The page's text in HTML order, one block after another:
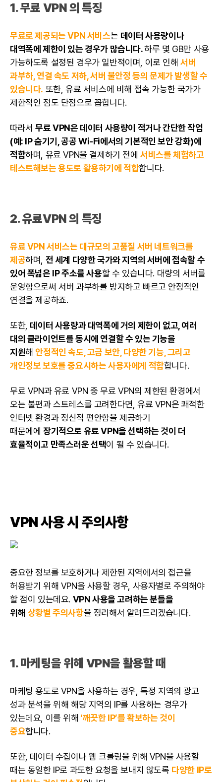
1. 무료 VPN 의 특징
무료로 제공되는 VPN서비스는 데이터 사용량이나
대역폭에 제한이 있는 경우가 많습니다.하루 몇 GB만 사용
가능하도록 설정된 경우가 일반적이며, 이로 인해서버
과부하, 연결 속도 저하, 서버 불안정 등의 문제가 발생할 수
있습니다. 또한, 유료 서비스에 비해 접속 가능한 국가가
제한적인 점도 단점으로 꼽힙니다.
따라서무료 VPN은 데이터 사용량이 적거나 간단한 작업
(예: IP 숨기기, 공공 Wi-Fi에서의 기본적인 보안 강화)에
적합하며, 유료 VPN을 결제하기 전에서비스를 체험하고
테스트해보는 용도로 활용하기에 적합합니다.
2. 유료VPN 의 특징
유료 VPN 서비스는 대규모의 고품질 서버 네트워크를
제공하며, 전 세계 다양한 국가와 지역의 서버에 접속할 수
있어 폭넓은 IP 주소를 사용할 수 있습니다. 대량의 서버를
운영함으로써 서버 과부하를 방지하고 빠르고 안정적인
연결을 제공하죠.
또한, 데이터 사용량과 대역폭에 거의 제한이 없고, 여러
대의 클라이언트를 동시에 연결할 수 있는 기능을
지원해안정적인 속도, 고급 보안, 다양한 기능, 그리고
개인정보 보호를 중요시하는 사용자에게 적합합니다.
무료 VPN과 유료 VPN 중 무료 VPN의 제한된 환경에서
오는 불편과 스트레스를 고려한다면, 유료 VPN은 쾌적한
인터넷 환경과 정신적 편안함을 제공하기
때문에에 장기적으로 유료 VPN을 선택하는 것이 더
효율적이고 만족스러운 선택이 될 수 있습니다.
VPN 사용 시 주의사항
중요한 정보를 보호하거나 제한된 지역에서의 접근을
허용받기 위해 VPN을 사용할 경우, 사용자별로 주의해야
할 점이 있는데요. VPN 사용을 고려하는 분들을
위해 상황별 주의사항을 정리해서 알려드리겠습니다.
1.마케팅을 위해 VPN을 활용할 때
마케팅 용도로 VPN을 사용하는 경우, 특정 지역의 광고
성과 분석을 위해 해당 지역의 IP를 사용하는 경우가
있는데요, 이를 위해 ‘깨끗한 IP’를 확보하는 것이
중요합니다.
또한, 데이터 수집이나 웹 크롤링을 위해 VPN을 사용할
때는 동일한 IP로 과도한 요청을 보내지 않도록 다양한 IP로